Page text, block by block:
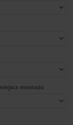
montażu